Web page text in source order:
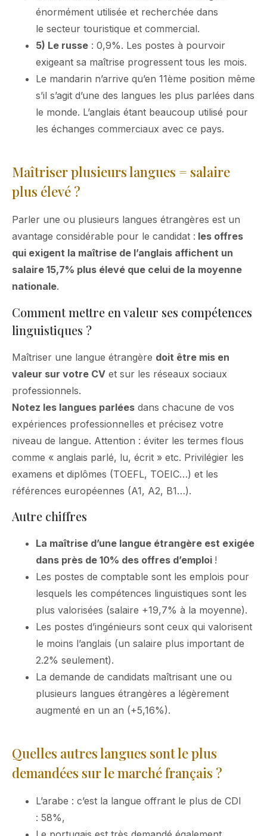
énormément utilisée et recherchée dans
le secteur touristique et commercial.
5) Le russe : 0,9%. Les postes à pourvoir
exigeant sa maîtrise progressent tous les mois.
Le mandarin n’arrive qu’en 11ème position même
s’il s’agit d’une des langues les plus parlées dans
le monde. L’anglais étant beaucoup utilisé pour
les échanges commerciaux avec ce pays.
Maîtriser plusieurs langues = salaire
plus élevé ?
Parler une ou plusieurs langues étrangères est un
avantage considérable pour le candidat : les offres
qui exigent la maîtrise de l’anglais affichent un
salaire 15,7% plus élevé que celui de la moyenne
nationale.
Comment mettre en valeur ses compétences
linguistiques ?
Maîtriser une langue étrangère doit être mis en
valeur sur votre CV et sur les réseaux sociaux
professionnels.
Notez les langues parlées dans chacune de vos
expériences professionnelles et précisez votre
niveau de langue. Attention : éviter les termes flous
comme « anglais parlé, lu, écrit » etc. Privilégier les
examens et diplômes (TOEFL, TOEIC…) et les
références européennes (A1, A2, B1…).
Autre chiffres
La maîtrise d’une langue étrangère est exigée
dans près de 10% des offres d’emploi !
Les postes de comptable sont les emplois pour
lesquels les compétences linguistiques sont les
plus valorisées (salaire +19,7% à la moyenne).
Les postes d’ingénieurs sont ceux qui valorisent
le moins l’anglais (un salaire plus important de
2.2% seulement).
La demande de candidats maîtrisant une ou
plusieurs langues étrangères a légèrement
augmenté en un an (+5,16%).
Quelles autres langues sont le plus
demandées sur le marché français ?
L’arabe : c’est la langue offrant le plus de CDI
: 58%,